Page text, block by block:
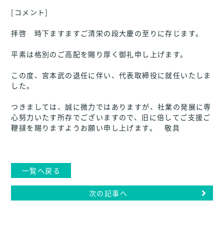
[コメント]
拝啓 時下ますますご清栄の段大慶の至りに存じます。
平素は格別のご高配を賜り厚く御礼申し上げます。
この度、宮本武の退任に伴い、代表取締役に就任いたしま
した。
つきましては、誠に微力ではありますが、社業の発展に専
心努力いたす所存でございますので、旧に倍してご支援ご
鞭撻を賜りますようお願い申し上げます。 敬具
一覧へ戻る
次の記事へ